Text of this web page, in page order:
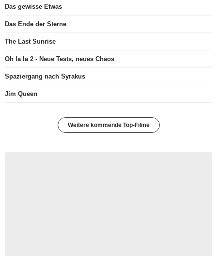
Das gewisse Etwas
Das Ende der Sterne
The Last Sunrise
Oh la la 2 - Neue Tests, neues Chaos
Spaziergang nach Syrakus
Jim Queen
Weitere kommende Top-Filme